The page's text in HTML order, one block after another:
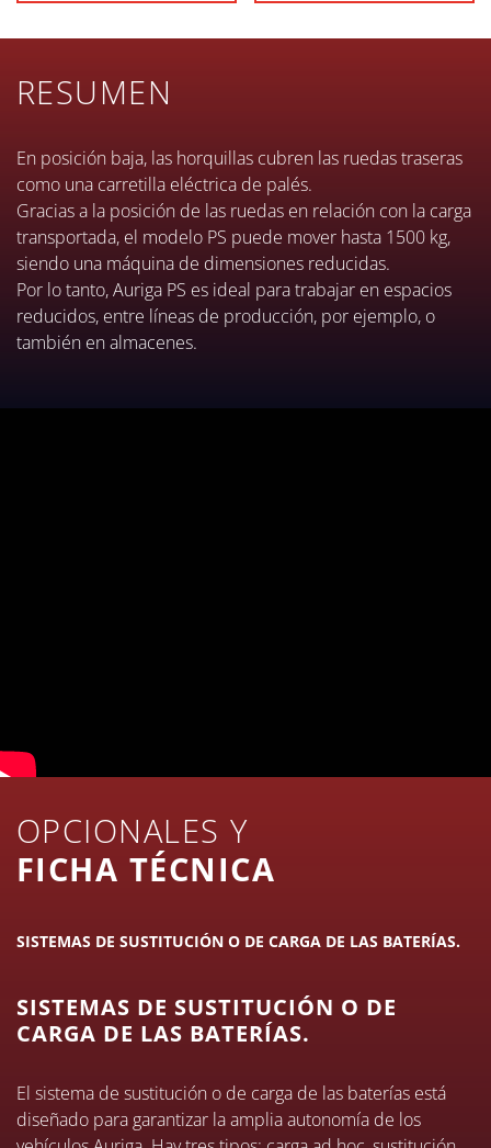
RESUMEN
En posición baja, las horquillas cubren las ruedas traseras
como una carretilla eléctrica de palés.
Gracias a la posición de las ruedas en relación con la carga
transportada, el modelo PS puede mover hasta 1500 kg,
siendo una máquina de dimensiones reducidas.
Por lo tanto, Auriga PS es ideal para trabajar en espacios
reducidos, entre líneas de producción, por ejemplo, o
también en almacenes.
OPCIONALES Y
FICHA TÉCNICA
SISTEMAS DE SUSTITUCIÓN O DE CARGA DE LAS BATERÍAS.
SISTEMAS DE SUSTITUCIÓN O DE
CARGA DE LAS BATERÍAS.
El sistema de sustitución o de carga de las baterías está
diseñado para garantizar la amplia autonomía de los